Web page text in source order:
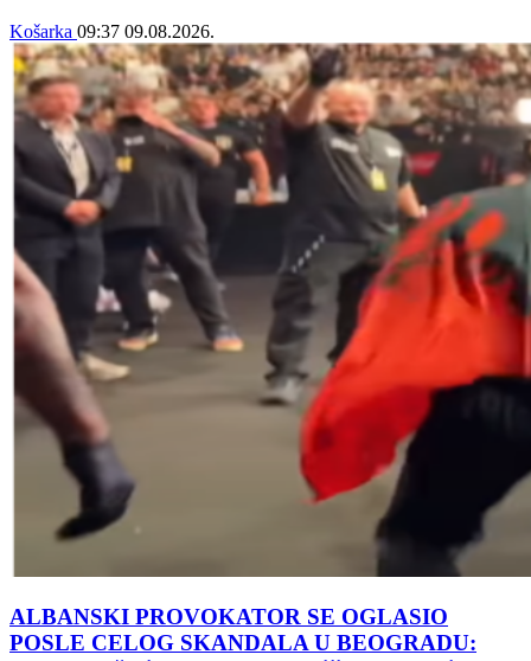
Košarka 09:37 09.08.2026.
ALBANSKI PROVOKATOR SE OGLASIO
POSLE CELOG SKANDALA U BEOGRADU: